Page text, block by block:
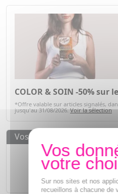
COLOR & SOIN -50% sur
*Offre valable sur articles signalés,
jusqu'au 31/08/2026.Voir la sélection
Vos avantages
Des prix
Paiement en ligne
Paiement en4 fois
Sur nos sites et nos
recueillons à chacune de